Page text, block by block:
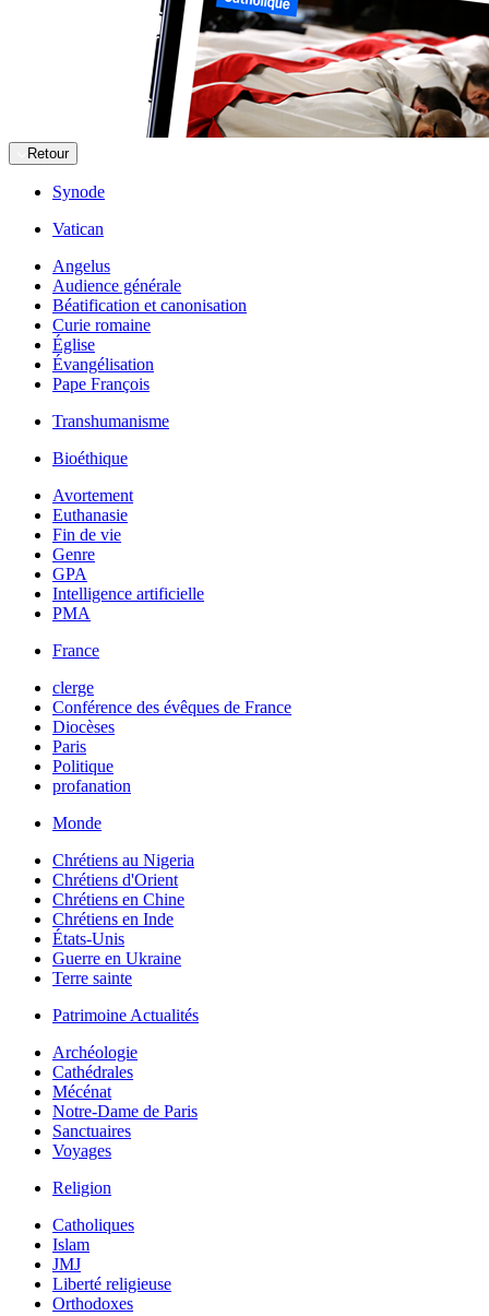
Retour
Synode
Vatican
Angelus
Audience générale
Béatification et canonisation
Curie romaine
Église
Évangélisation
Pape François
Transhumanisme
Bioéthique
Avortement
Euthanasie
Fin de vie
Genre
GPA
Intelligence artificielle
PMA
France
clerge
Conférence des évêques de France
Diocèses
Paris
Politique
profanation
Monde
Chrétiens au Nigeria
Chrétiens d'Orient
Chrétiens en Chine
Chrétiens en Inde
États-Unis
Guerre en Ukraine
Terre sainte
Patrimoine Actualités
Archéologie
Cathédrales
Mécénat
Notre-Dame de Paris
Sanctuaires
Voyages
Religion
Catholiques
Islam
JMJ
Liberté religieuse
Orthodoxes